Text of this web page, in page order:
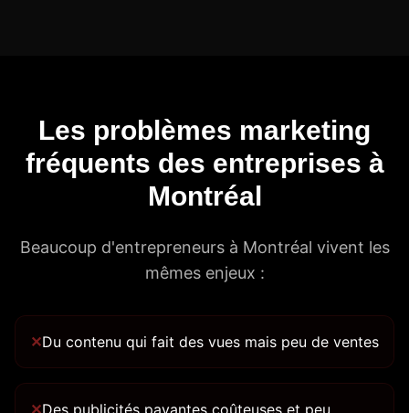
Les problèmes marketing
fréquents des entreprises à
Montréal
Beaucoup d'entrepreneurs à Montréal vivent les
mêmes enjeux :
✕Du contenu qui fait des vues mais peu de ventes
✕Des publicités payantes coûteuses et peu